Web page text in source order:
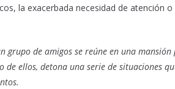
la exacerbada necesidad de atención
grupo de amigos se reúne en una
de ellos, detona una serie de situaciones